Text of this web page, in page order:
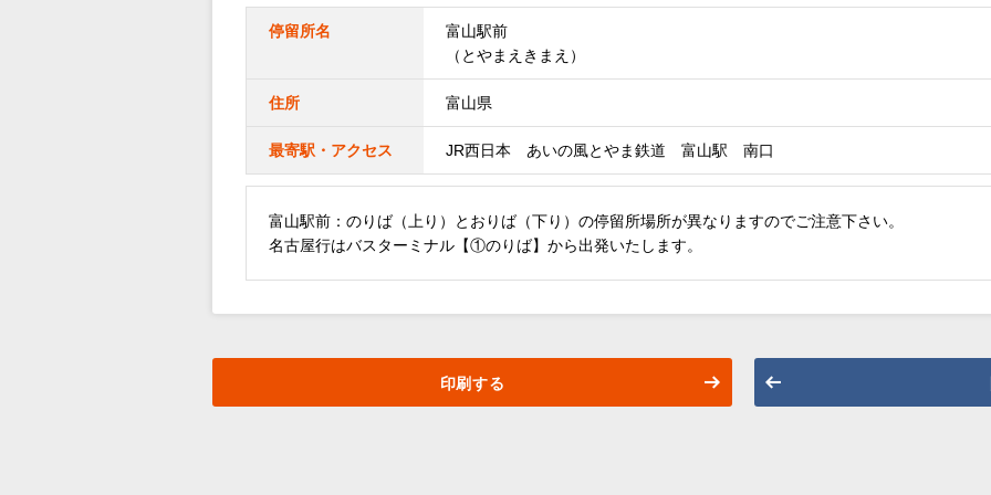
停留所名
富山駅前
（とやまえきまえ）
住所 富山県
最寄駅・アクセス JR西日本 あいの風とやま鉄道 富山駅 南口
富山駅前：のりば（上り）とおりば（下り）の停留所場所が異なりますのでご注意下さい。
名古屋行はバスターミナル【①のりば】から出発いたします。
印刷する